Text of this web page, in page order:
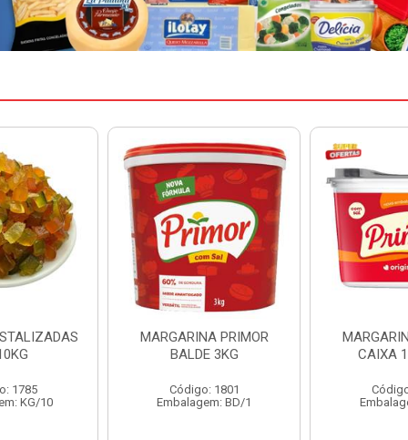
PRIMOR
3KG
1801
BD/1
MARGARINA PRIMOR
CAIXA 12X500G
Código: 1797
Embalagem: CX/1